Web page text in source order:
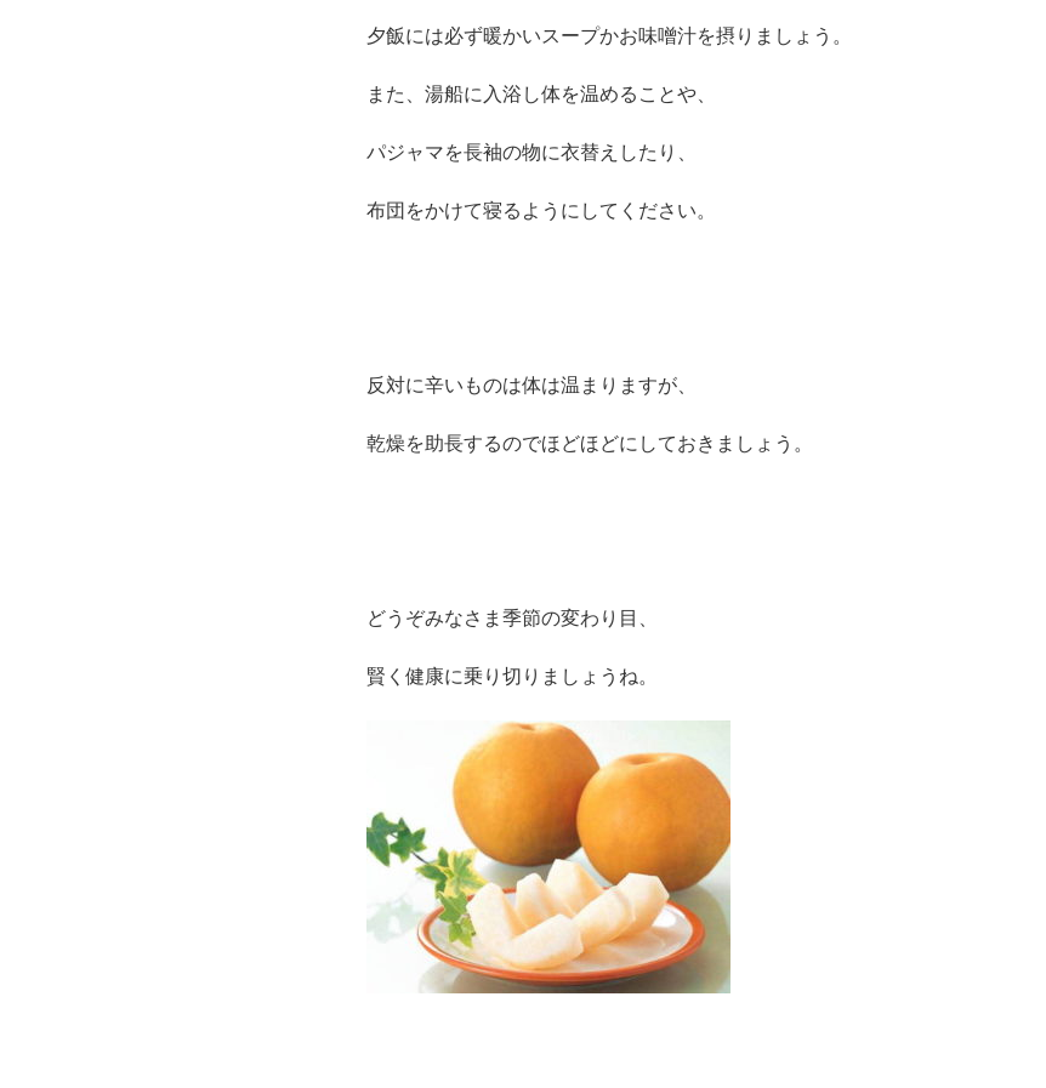
夕飯には必ず暖かいスープかお味噌汁を摂りましょう。
また、湯船に入浴し体を温めることや、
パジャマを長袖の物に衣替えしたり、
布団をかけて寝るようにしてください。
反対に辛いものは体は温まりますが、
乾燥を助長するのでほどほどにしておきましょう。
どうぞみなさま季節の変わり目、
賢く健康に乗り切りましょうね。